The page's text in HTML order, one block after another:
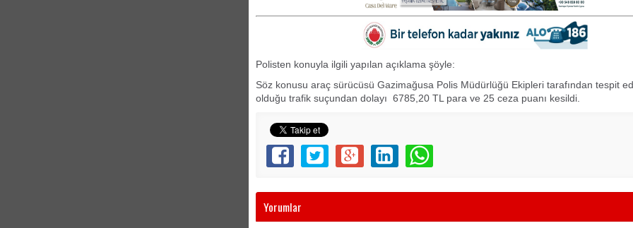
Polisten konuyla ilgili yapılan açıklama şöyle:
Söz konusu araç sürücüsü Gazimağusa Polis Müdürlüğü Ekipleri tarafından tespit
olduğu trafik suçundan dolayı 6785,20 TL para ve 25 ceza puanı kesildi.
Yorumlar